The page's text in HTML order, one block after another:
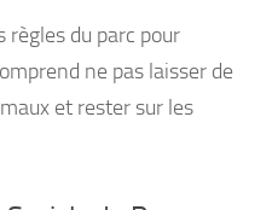
règles du parc pour
ne pas laisser de
et rester sur les